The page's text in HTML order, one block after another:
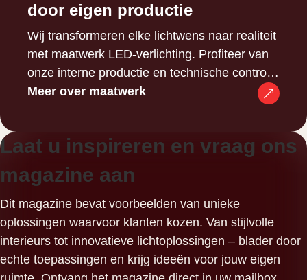
door eigen productie
Wij transformeren elke lichtwens naar realiteit
met maatwerk LED-verlichting. Profiteer van
onze interne productie en technische controle
voor elk uniek design.
Meer over maatwerk
Laat u inspireren en vraag ons
magazine aan
Dit magazine bevat voorbeelden van unieke
oplossingen waarvoor klanten kozen. Van stijlvolle
interieurs tot innovatieve lichtoplossingen – blader door
echte toepassingen en krijg ideeën voor jouw eigen